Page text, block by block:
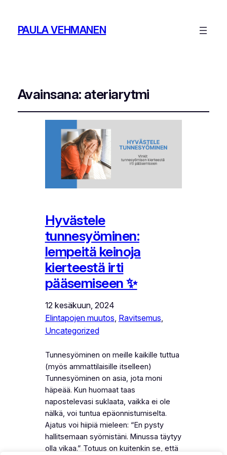
PAULA VEHMANEN
Avainsana: ateriarytmi
Hyvästele
tunnesyöminen:
lempeitä keinoja
kierteestä irti
pääsemiseen ✨
12 kesäkuun, 2024
Elintapojen muutos Ravitsemus
Uncategorized
Tunnesyöminen on meille kaikille tuttua
(myös ammattilaisille itselleen)
Tunnesyöminen on asia, jota moni
häpeää. Kun huomaat taas
napostelevasi suklaata, vaikka ei ole
nälkä, voi tuntua epäonnistumiselta.
Ajatus voi hiipiä mieleen: “En pysty
hallitsemaan syömistäni. Minussa täytyy
olla vikaa.” Totuus on kuitenkin se, että